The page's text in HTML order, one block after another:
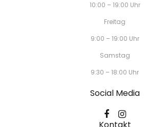
10:00 – 19:00 Uhr
Freitag
9:00 – 19:00 Uhr
Samstag
9:30 – 18:00 Uhr
Social Media